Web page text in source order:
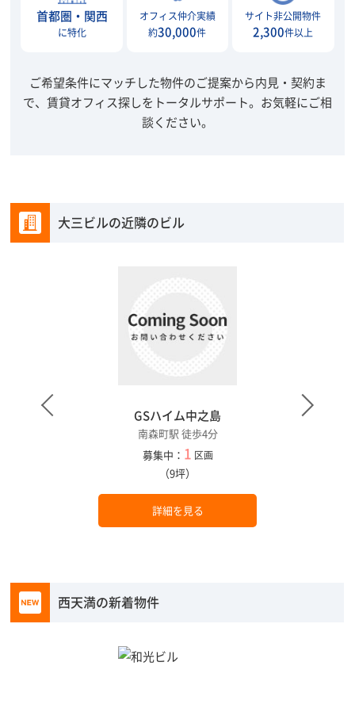
首都圏・関西
に特化
オフィス仲介実績
約30,000件
サイト非公開物件
2,300件以上
ご希望条件にマッチした物件のご提案から内見・契約ま
で、賃貸オフィス探しをトータルサポート。 お気軽にご相
談ください。
大三ビルの近隣のビル
GSハイム中之島
南森町駅 徒歩4分
募集中： 1 区画
（9坪）
詳細を見る
西天満の新着物件